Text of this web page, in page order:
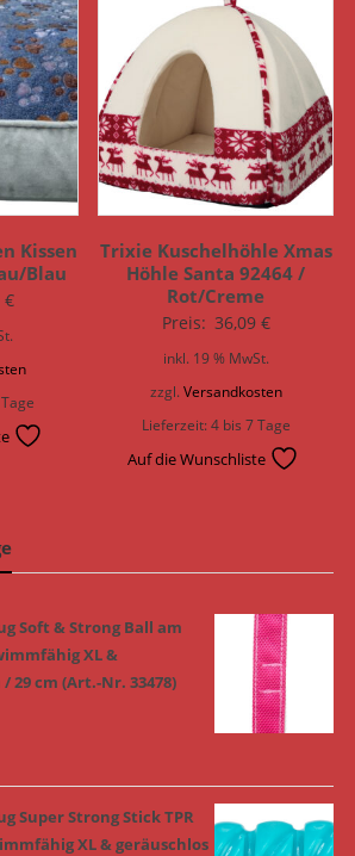
Kissen
Blau
€
Trixie Kuschelhöhle Xmas
Höhle Santa 92464 /
Rot/Creme
Preis: 36,09 €
inkl. 19 % MwSt.
zzgl. Versandkosten
Lieferzeit:4 bis 7 Tage
Auf die Wunschliste
Soft & Strong Ball am
XL &
29 cm (Art.-Nr. 33478)
Super Strong Stick TPR
XL & geräuschlos